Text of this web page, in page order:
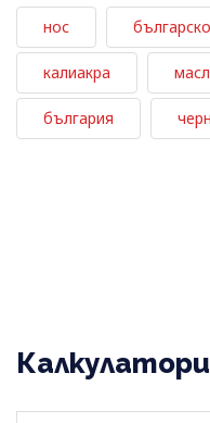
нос
калиакра
българия
Калкулатори